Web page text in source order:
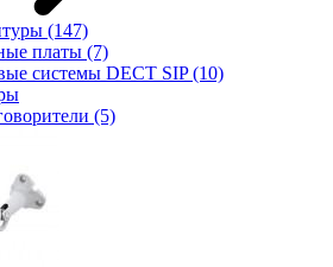
(147)
платы (7)
системы DECT SIP(10)
(5)